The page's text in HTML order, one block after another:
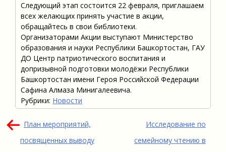
Следующий этап состоится 22 февраля, приглашаем
всех желающих принять участие в акции,
обращайтесь в свои библиотеки.
Организаторами Акции выступают Министерство
образования и науки Республики Башкортостан, ГАУ
ДО Центр патриотического воспитания и
допризывной подготовки молодёжи Республики
Башкортостан имени Героя Российской Федерации
Сафина Алмаза Минигалеевича.
Рубрики: Новости
Навигация
по
План мероприятий,
посвященных выводу
Исследование по
семейному чтению в